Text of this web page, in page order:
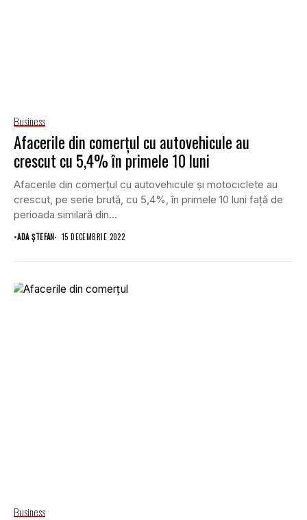
Business
Afacerile din comerţul cu autovehicule au
crescut cu 5,4% în primele 10 luni
Afacerile din comerţul cu autovehicule şi motociclete au
crescut, pe serie brută, cu 5,4%, în primele 10 luni faţă de
perioada similară din...
•ADA ȘTEFAN 15 DECEMBRIE 2022
Business